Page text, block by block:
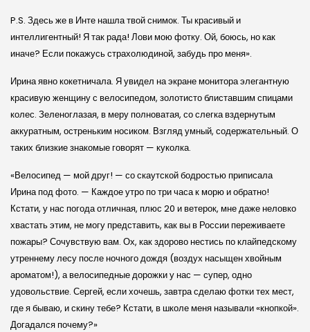
P.S. Здесь же в Инте нашла твой снимок. Ты красивый и
интеллигентный! Я так рада! Лови мою фотку. Ой, боюсь, но как
иначе? Если покажусь страхолюдиной, забудь про меня».
Ирина явно кокетничала. Я увидел на экране монитора элегантную
красивую женщину с велосипедом, золотисто блиставшим спицами
колес. Зеленоглазая, в меру полноватая, со слегка вздернутым
аккуратным, остреньким носиком. Взгляд умный, содержательный. О
таких близкие знакомые говорят — куколка.
«Велосипед — мой друг! — со скаутской бодростью приписала
Ирина под фото. — Каждое утро по три часа к морю и обратно!
Кстати, у нас погода отличная, плюс 20 и ветерок, мне даже неловко
хвастать этим, не могу представить, как вы в России переживаете
пожары? Сочувствую вам. Ох, как здорово нестись по клайпедскому
утреннему лесу после ночного дождя (воздух насыщен хвойным
ароматом!), а велосипедные дорожки у нас — супер, одно
удовольствие. Сергей, если хочешь, завтра сделаю фотки тех мест,
где я бываю, и скину тебе? Кстати, в школе меня называли «кнопкой».
Догадался почему?»